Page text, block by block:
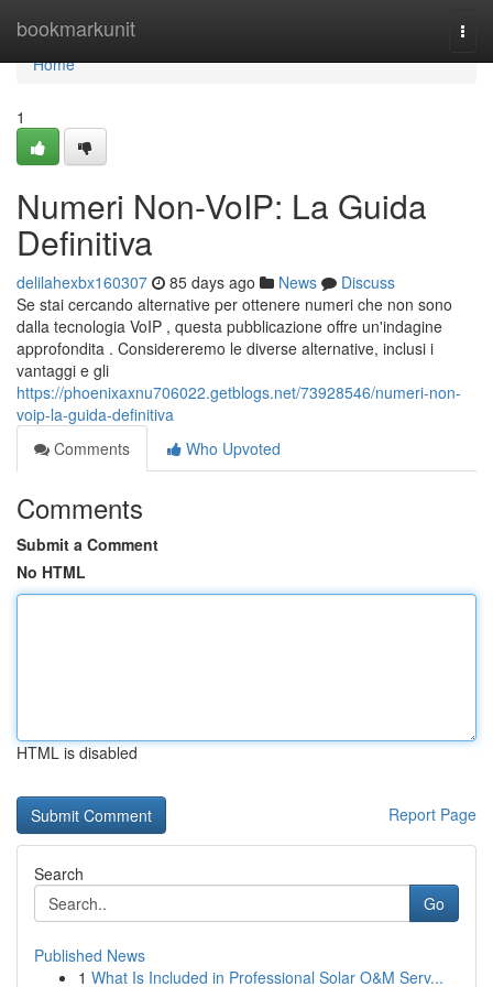
bookmarkunit
Home
Home
1
Numeri Non-VoIP: La Guida
Definitiva
delilahexbx160307 85 days ago News
Discuss
Se stai cercando alternative per ottenere numeri che non sono
dalla tecnologia VoIP , questa pubblicazione offre un'indagine
approfondita . Considereremo le diverse alternative, inclusi i
vantaggi e gli
https://phoenixaxnu706022.getblogs.net/73928546/numeri-non-
voip-la-guida-definitiva
Comments
Who Upvoted
Comments
Submit a Comment
No HTML
HTML is disabled
Report Page
Search
Go
Published News
1 What Is Included in Professional Solar O&M Serv...